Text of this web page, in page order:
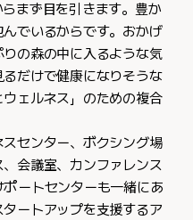
まず目を引きます。豊か
でいるからです。おかげ
の森の中に入るような気
だけで健康になりそうな
ェルネス」のための複合
センター、ボクシング場
会議室、カンファレンス
ートセンターも一緒にあ
ートアップを支援するア